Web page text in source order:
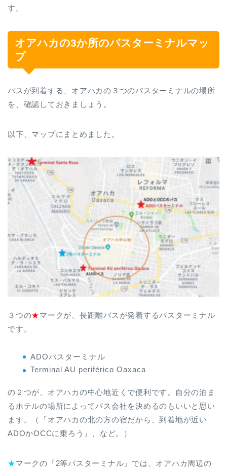
す。
オアハカの3か所のバスターミナルマッ
プ
バスが到着する、オアハカの３つのバスターミナルの場所
を、確認しておきましょう。
以下、マップにまとめました。
３つの★マークが、長距離バスが発着するバスターミナル
です。
ADOバスターミナル
Terminal AU periférico Oaxaca
の２つが、オアハカの中心地近くで便利です。自分の泊ま
るホテルの場所によってバス会社を決めるのもいいと思い
ます。（「オアハカの北の方の宿だから、到着地が近い
ADOかOCCに乗ろう」、など。）
★マークの「2等バスターミナル」では、オアハカ周辺の